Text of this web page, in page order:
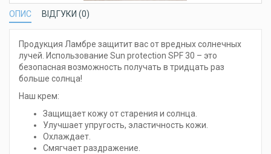
ОПИС ВІДГУКИ (0)
Продукция Ламбре защитит вас от вредных солнечных
лучей. Использование Sun protection SPF 30 – это
безопасная возможность получать в тридцать раз
больше солнца!
Наш крем:
Защищает кожу от старения и солнца.
Улучшает упругость, эластичность кожи.
Охлаждает.
Смягчает раздражение.